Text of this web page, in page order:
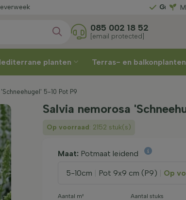
Gratis geleverdvanaf
085 002 18 52
[email protected]
planten Terras- en balkonplanten
5-10 Pot P9
Salvia nemorosa
Op voorraad: 2152 stuk(s)
Maat: Potmaat leidend
5-10cm Pot 9x9 cm (P9) Op
Aantal m² Aantal stuks